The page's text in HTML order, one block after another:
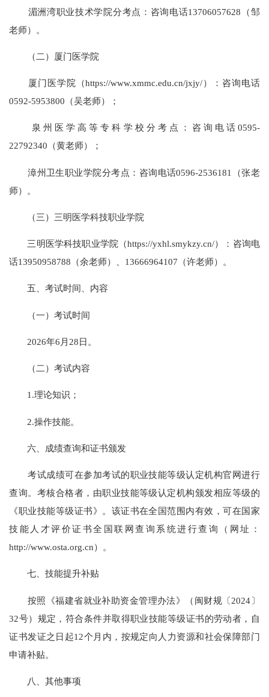
湄洲湾职业技术学院分考点：咨询电话13706057628（邹
老师）。
（二）厦门医学院
厦门医学院（https://www.xmmc.edu.cn/jxjy/）：咨询电话
0592-5953800（吴老师）；
泉州医学高等专科学校分考点：咨询电话0595-
22792340（黄老师）；
漳州卫生职业学院分考点：咨询电话0596-2536181（张老
师）。
（三）三明医学科技职业学院
三明医学科技职业学院（https://yxhl.smykzy.cn/）：咨询电
话13950958788（余老师）、13666964107（许老师）。
五、考试时间、内容
（一）考试时间
2026年6月28日。
（二）考试内容
1.理论知识；
2.操作技能。
六、成绩查询和证书颁发
考试成绩可在参加考试的职业技能等级认定机构官网进行
查询。考核合格者，由职业技能等级认定机构颁发相应等级的
《职业技能等级证书》。该证书在全国范围内有效，可在国家
技能人才评价证书全国联网查询系统进行查询（网址：
http://www.osta.org.cn）。
七、技能提升补贴
按照《福建省就业补助资金管理办法》（闽财规〔2024〕
32号）规定，符合条件并取得职业技能等级证书的劳动者，自
证书发证之日起12个月内，按规定向人力资源和社会保障部门
申请补贴。
八、其他事项